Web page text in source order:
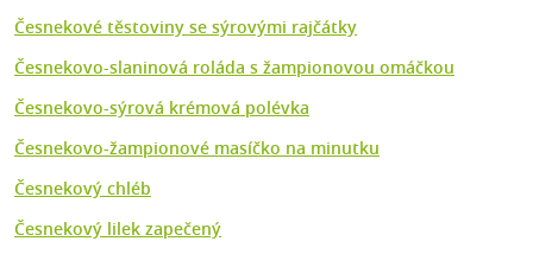
Česnekové těstoviny se sýrovými rajčátky
Česnekovo-slaninová roláda s žampionovou omáčkou
Česnekovo-sýrová krémová polévka
Česnekovo-žampionové masíčko na minutku
Česnekový chléb
Česnekový lilek zapečený